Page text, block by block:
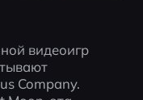
видеоигр
Company.